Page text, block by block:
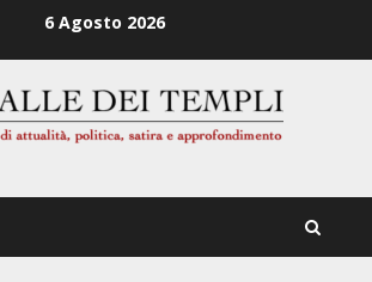
6 Agosto 2026